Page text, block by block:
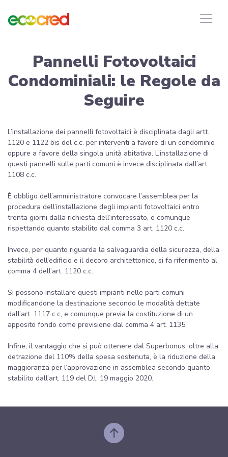
Pannelli Fotovoltaici
Condominiali: le Regole da
Seguire
L’installazione dei pannelli fotovoltaici è disciplinata dagli artt.
1120 e 1122 bis del c.c. per interventi a favore di un condominio
oppure a favore della singola unità abitativa. L’installazione di
questi pannelli sulle parti comuni è invece disciplinata dall’art.
1108 c.c.
È obbligo dell’amministratore convocare l’assemblea per la
procedura dell’installazione degli impianti fotovoltaici entro
trenta giorni dalla richiesta dell’interessato, e comunque
rispettando quanto stabilito dal comma 3 art. 1120 c.c.
Invece, per quanto riguarda la salvaguardia della sicurezza, della
stabilità dell'edificio e il decoro architettonico, si fa riferimento al
comma 4 dell’art. 1120 c.c.
Si possono installare questi impianti nelle parti comuni
modificandone la destinazione secondo le modalità dettate
dall’art. 1117 c.c, e comunque previa la costituzione di un
apposito fondo come previsione dal comma 4 art. 1135.
Infine, il vantaggio che si può ottenere dal Superbonus, oltre alla
detrazione del 110% della spesa sostenuta, è la riduzione della
maggioranza per l’approvazione in assemblea secondo quanto
stabilito dall’art. 119 del D.l. 19 maggio 2020.